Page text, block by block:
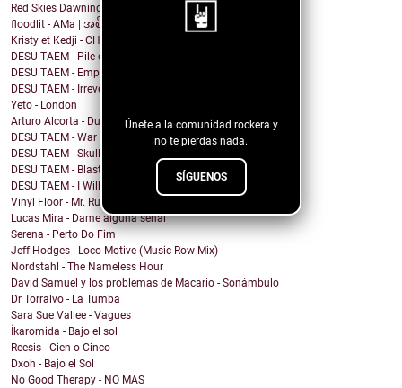
Únete a la comunidad rockera y
no te pierdas nada.
SÍGUENOS
Red Skies Dawning - Obvious
floodlit - AMa | အစ်မ
Kristy et Kedji - CHOUYA CHOUYA
DESU TAEM - Pile of Shit on the Carpet
DESU TAEM - Empty. Hollowed Out
DESU TAEM - Irreverent Resident President
Yeto - London
Arturo Alcorta - Dualidad
DESU TAEM - War on Bullies
DESU TAEM - Skull and Crossbones
DESU TAEM - Blasted into Rebirth
DESU TAEM - I Will Not Be Assimilated
Vinyl Floor - Mr. Rubinstein - Single Edit
Lucas Mira - Dame alguna señal
Serena - Perto Do Fim
Jeff Hodges - Loco Motive (Music Row Mix)
Nordstahl - The Nameless Hour
David Samuel y los problemas de Macario - Sonámbulo
Dr Torralvo - La Tumba
Sara Sue Vallee - Vagues
Íkaromida - Bajo el sol
Reesis - Cien o Cinco
Dxoh - Bajo el Sol
No Good Therapy - NO MAS